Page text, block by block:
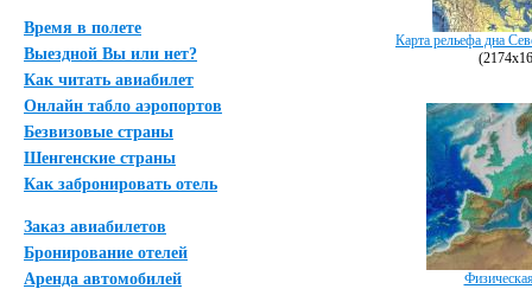
Время в полете
Выездной Вы или нет?
Как читать авиабилет
Онлайн табло аэропортов
Безвизовые страны
Шенгенские страны
Как забронировать отель
Заказ авиабилетов
Бронирование отелей
Аренда автомобилей
Карта рельефа дна